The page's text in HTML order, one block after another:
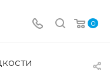
0